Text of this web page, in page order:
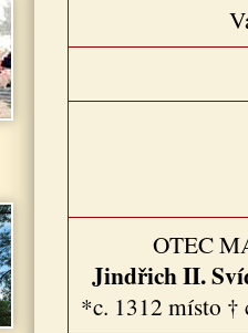
OTEC
Jindřich II.
*c. 1312 místo †